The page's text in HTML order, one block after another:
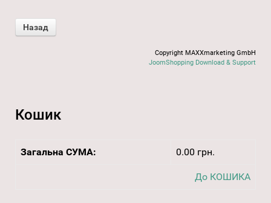
Copyright MAXXmarketing GmbH
JoomShopping Download & Support
Кошик
Загальна СУМА: 0.00 грн.
До КОШИКА